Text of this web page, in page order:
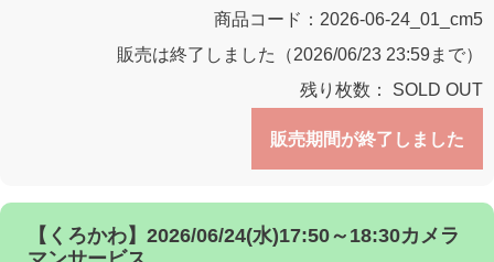
商品コード： 2026-06-24_01_cm5
販売は終了しました（2026/06/23 23:59まで）
残り枚数： SOLD OUT
販売期間が終了しました
【くろかわ】2026/06/24(水)17:50～18:30カメラ